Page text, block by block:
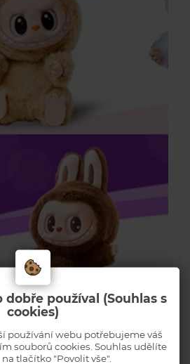
dobře používal (Souhlas s
cookies)
používání webu potřebujeme váš
souborů cookies. Souhlas udělíte
tlačítko "Povolit vše".